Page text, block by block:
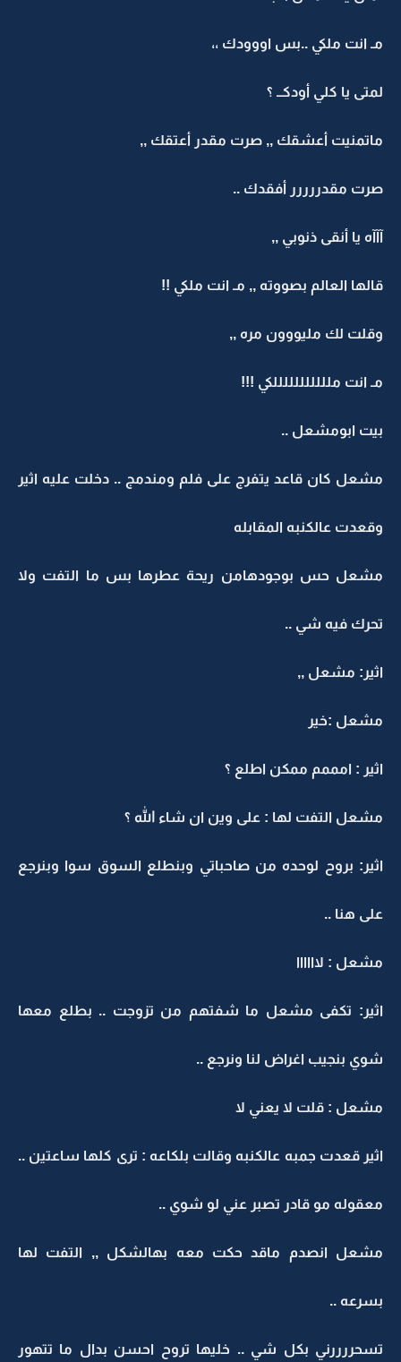
مـ انت ملكي ..بس اووودك ،،
لمتى يا كلي أودكــ ؟
ماتمنيت أعشقك ,, صرت مقدر أعتقك ,,
صرت مقدررررر أفقدك ..
آآآه يا أنقى ذنوبي ,,
قالها العالم بصووته ,, مـ انت ملكي !!
وقلت لك مليووون مره ,,
مـ انت ملللللللللللكي !!!
بيت ابومشعل ..
مشعل كان قاعد يتفرج على فلم ومندمج .. دخلت عليه اثير
وقعدت عالكنبه المقابله
مشعل حس بوجودهامن ريحة عطرها بس ما التفت ولا
تحرك فيه شي ..
اثير: مشعل ,,
مشعل :خير
اثير : امممم ممكن اطلع ؟
مشعل التفت لها : على وين ان شاء الله ؟
اثير: بروح لوحده من صاحباتي وبنطلع السوق سوا وبنرجع
على هنا ..
مشعل : لاااااا
اثير: تكفى مشعل ما شفتهم من تزوجت .. بطلع معها
شوي بنجيب اغراض لنا ونرجع ..
مشعل : قلت لا يعني لا
اثير قعدت جمبه عالكنبه وقالت بلكاعه : ترى كلها ساعتين ..
معقوله مو قادر تصبر عني لو شوي ..
مشعل انصدم ماقد حكت معه بهالشكل ,, التفت لها
بسرعه ..
تسحررررني بكل شي .. خليها تروح احسن بدال ما تتهور